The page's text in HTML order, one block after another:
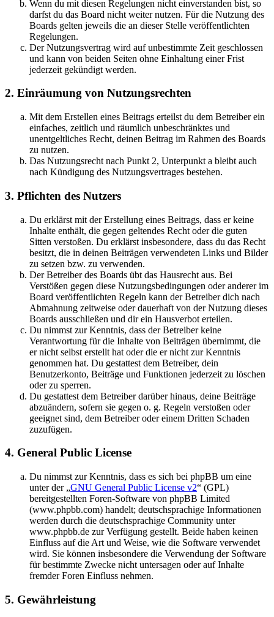
Wenn du mit diesen Regelungen nicht einverstanden bist, so
darfst du das Board nicht weiter nutzen. Für die Nutzung des
Boards gelten jeweils die an dieser Stelle veröffentlichten
Regelungen.
Der Nutzungsvertrag wird auf unbestimmte Zeit geschlossen
und kann von beiden Seiten ohne Einhaltung einer Frist
jederzeit gekündigt werden.
2. Einräumung von Nutzungsrechten
Mit dem Erstellen eines Beitrags erteilst du dem Betreiber ein
einfaches, zeitlich und räumlich unbeschränktes und
unentgeltliches Recht, deinen Beitrag im Rahmen des Boards
zu nutzen.
Das Nutzungsrecht nach Punkt 2, Unterpunkt a bleibt auch
nach Kündigung des Nutzungsvertrages bestehen.
3. Pflichten des Nutzers
Du erklärst mit der Erstellung eines Beitrags, dass er keine
Inhalte enthält, die gegen geltendes Recht oder die guten
Sitten verstoßen. Du erklärst insbesondere, dass du das Recht
besitzt, die in deinen Beiträgen verwendeten Links und Bilder
zu setzen bzw. zu verwenden.
Der Betreiber des Boards übt das Hausrecht aus. Bei
Verstößen gegen diese Nutzungsbedingungen oder anderer im
Board veröffentlichten Regeln kann der Betreiber dich nach
Abmahnung zeitweise oder dauerhaft von der Nutzung dieses
Boards ausschließen und dir ein Hausverbot erteilen.
Du nimmst zur Kenntnis, dass der Betreiber keine
Verantwortung für die Inhalte von Beiträgen übernimmt, die
er nicht selbst erstellt hat oder die er nicht zur Kenntnis
genommen hat. Du gestattest dem Betreiber, dein
Benutzerkonto, Beiträge und Funktionen jederzeit zu löschen
oder zu sperren.
Du gestattest dem Betreiber darüber hinaus, deine Beiträge
abzuändern, sofern sie gegen o. g. Regeln verstoßen oder
geeignet sind, dem Betreiber oder einem Dritten Schaden
zuzufügen.
4. General Public License
Du nimmst zur Kenntnis, dass es sich bei phpBB um eine
unter der „GNU General Public License v2“ (GPL)
bereitgestellten Foren-Software von phpBB Limited
(www.phpbb.com) handelt; deutschsprachige Informationen
werden durch die deutschsprachige Community unter
www.phpbb.de zur Verfügung gestellt. Beide haben keinen
Einfluss auf die Art und Weise, wie die Software verwendet
wird. Sie können insbesondere die Verwendung der Software
für bestimmte Zwecke nicht untersagen oder auf Inhalte
fremder Foren Einfluss nehmen.
5. Gewährleistung